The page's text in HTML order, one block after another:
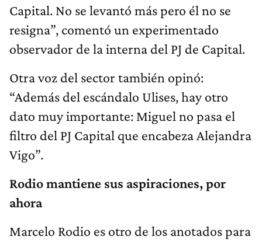
Capital. No se levantó más pero él no se
resigna”, comentó un experimentado
observador de la interna del PJ de Capital.
Otra voz del sector también opinó:
“Además del escándalo Ulises, hay otro
dato muy importante: Miguel no pasa el
filtro del PJ Capital que encabeza Alejandra
Vigo”.
Rodio mantiene sus aspiraciones, por
ahora
Marcelo Rodio es otro de los anotados para